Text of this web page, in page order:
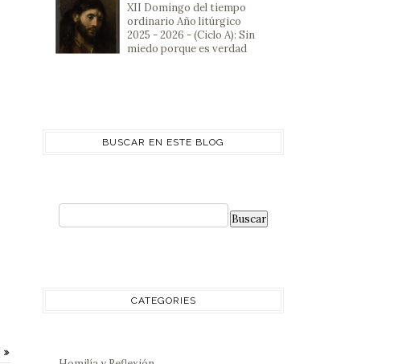
XII Domingo del tiempo
ordinario Año litúrgico
2025 - 2026 - (Ciclo A): Sin
miedo porque es verdad
BUSCAR EN ESTE BLOG
CATEGORIES